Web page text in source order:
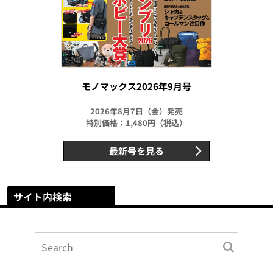
モノマックス2026年9月号
2026年8月7日（金）発売
特別価格：1,480円（税込）
最新号を見る
サイト内検索